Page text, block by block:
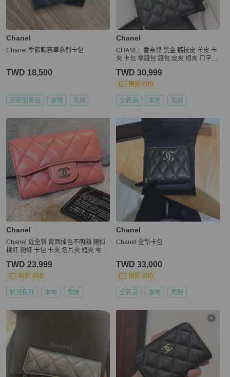
Chanel
Chanel 季節款賽車系列卡包
TWD 18,500
近新閒置品 本地 免運
Chanel
CHANEL 香奈兒 黑金 荔枝皮 羊皮 卡
夾 卡包 零錢包 錢包 皮夾 短夾 ㄇ字拉
TWD 30,999
現折 800
全新品 本地 免運
Chanel
Chanel 近全新 背面掉色不明顯 銀扣
桃紅 粉紅 卡包 卡夾 名片夾 短夾 零錢
TWD 23,999
現折 800
狀況良好 本地 免運
Chanel
Chanel 全新卡包
TWD 33,000
現折 800
全新品 本地 免運